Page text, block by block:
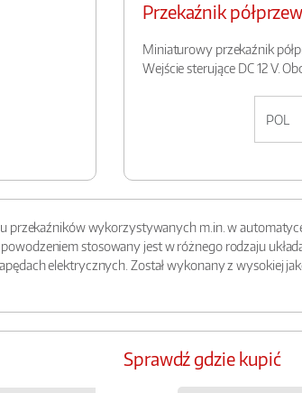
Przekaźnik
Miniaturowy przekaźnik
Wejście sterujące DC 12 V.
przekaźników wykorzystywanych m.in. w
stosowany jest w różnego rodzaju
elektrycznych. Został wykonany z wysokiej
Sprawdź gdzie kupić